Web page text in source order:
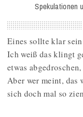
Spekulationen
Eines sollte klar
Ich weiß das klingt
etwas
Aber wer meint, das
sich doch mal so